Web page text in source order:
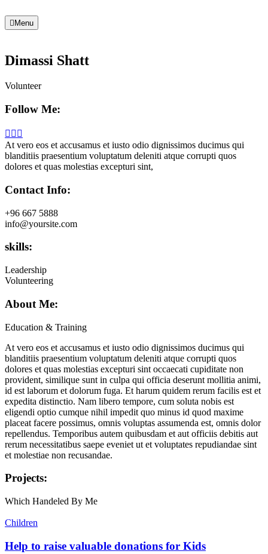
Menu
Dimassi Shatt
Volunteer
Follow Me:
At vero eos et accusamus et iusto odio dignissimos ducimus qui
blanditiis praesentium voluptatum deleniti atque corrupti quos
dolores et quas molestias excepturi sint,
Contact Info:
+96 667 5888
info@yoursite.com
skills:
Leadership
Volunteering
About Me:
Education & Training
At vero eos et accusamus et iusto odio dignissimos ducimus qui
blanditiis praesentium voluptatum deleniti atque corrupti quos
dolores et quas molestias excepturi sint occaecati cupiditate non
provident, similique sunt in culpa qui officia deserunt mollitia animi,
id est laborum et dolorum fuga. Et harum quidem rerum facilis est et
expedita distinctio. Nam libero tempore, cum soluta nobis est
eligendi optio cumque nihil impedit quo minus id quod maxime
placeat facere possimus, omnis voluptas assumenda est, omnis dolor
repellendus. Temporibus autem quibusdam et aut officiis debitis aut
rerum necessitatibus saepe eveniet ut et voluptates repudiandae sint
et molestiae non recusandae.
Projects:
Which Handeled By Me
Children
Help to raise valuable donations for Kids